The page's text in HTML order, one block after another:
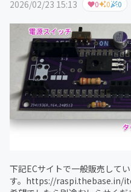
2026/02/23 15:13 0 0 0
下記ECサイトで一般販売して
す。https://raspi.thebase.in/